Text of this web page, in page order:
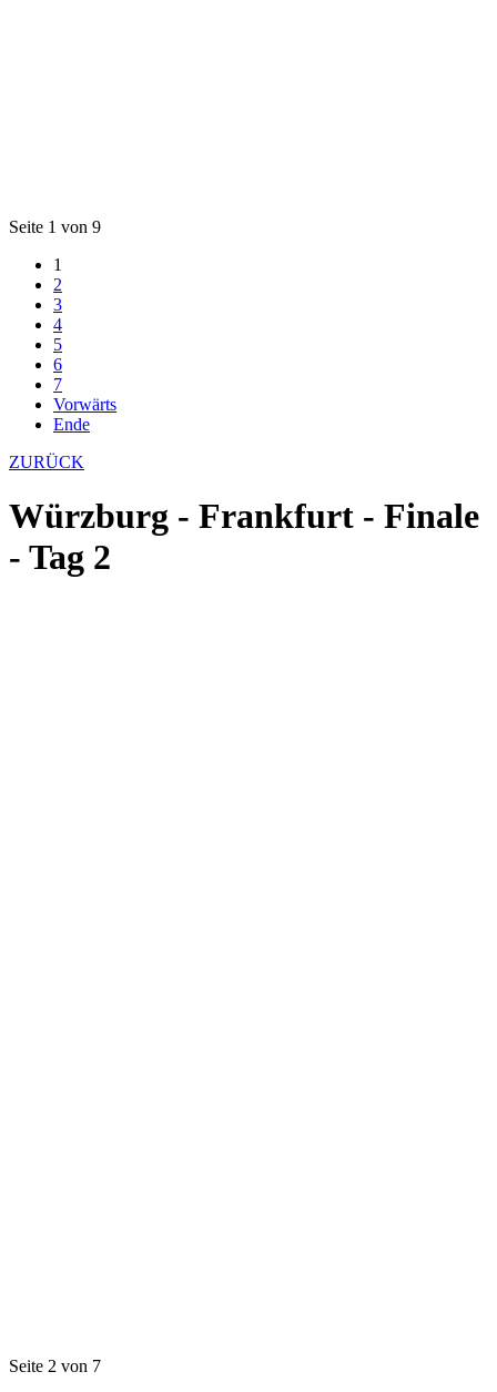
Seite 1 von 9
1
2
3
4
5
6
7
Vorwärts
Ende
ZURÜCK
Würzburg - Frankfurt - Finale
- Tag 2
Seite 2 von 7